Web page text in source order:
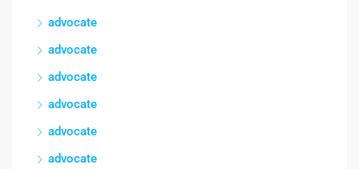
advocate
advocate
advocate
advocate
advocate
advocate